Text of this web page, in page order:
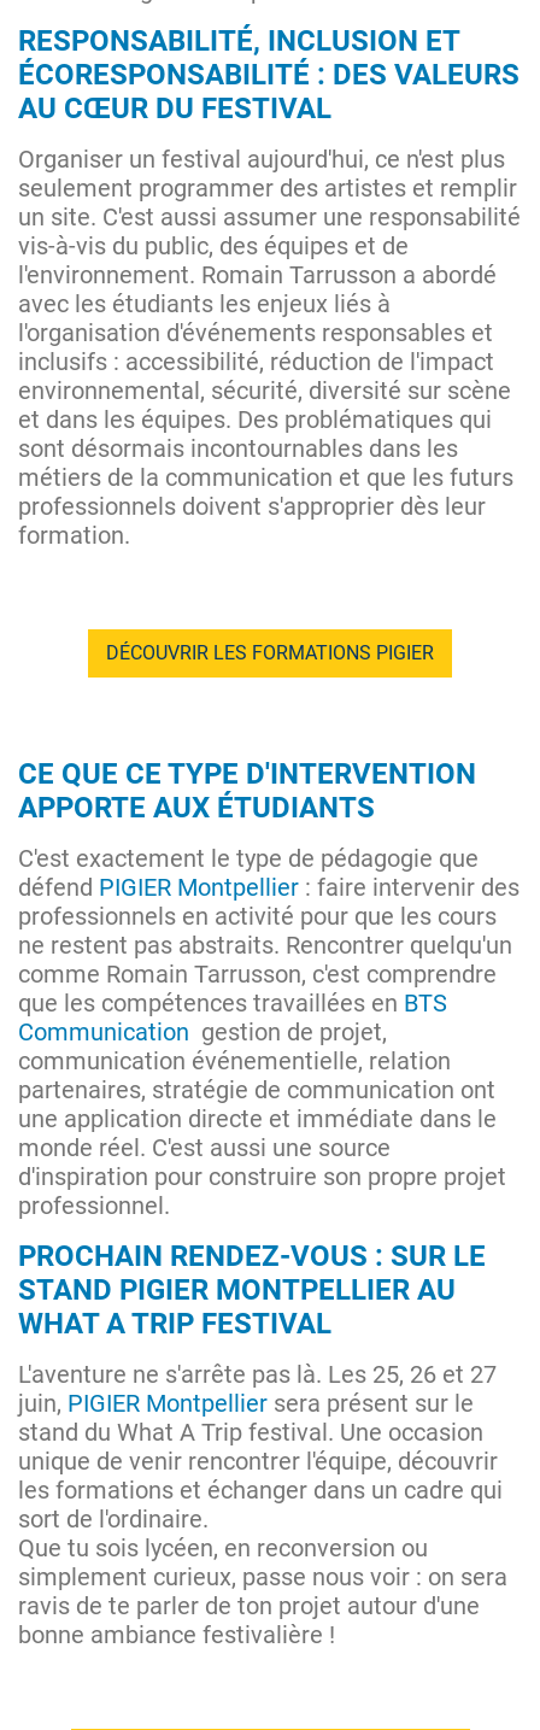
RESPONSABILITÉ, INCLUSION ET
ÉCORESPONSABILITÉ : DES VALEURS
AU CŒUR DU FESTIVAL
Organiser un festival aujourd'hui, ce n'est plus
seulement programmer des artistes et remplir
un site. C'est aussi assumer une responsabilité
vis-à-vis du public, des équipes et de
l'environnement. Romain Tarrusson a abordé
avec les étudiants les enjeux liés à
l'organisation d'événements responsables et
inclusifs : accessibilité, réduction de l'impact
environnemental, sécurité, diversité sur scène
et dans les équipes. Des problématiques qui
sont désormais incontournables dans les
métiers de la communication et que les futurs
professionnels doivent s'approprier dès leur
formation.
DÉCOUVRIR LES FORMATIONS PIGIER
CE QUE CE TYPE D'INTERVENTION
APPORTE AUX ÉTUDIANTS
C'est exactement le type de pédagogie que
défend PIGIER Montpellier : faire intervenir des
professionnels en activité pour que les cours
ne restent pas abstraits. Rencontrer quelqu'un
comme Romain Tarrusson, c'est comprendre
que les compétences travaillées en BTS
Communication gestion de projet,
communication événementielle, relation
partenaires, stratégie de communication ont
une application directe et immédiate dans le
monde réel. C'est aussi une source
d'inspiration pour construire son propre projet
professionnel.
PROCHAIN RENDEZ-VOUS : SUR LE
STAND PIGIER MONTPELLIER AU
WHAT A TRIP FESTIVAL
L'aventure ne s'arrête pas là. Les 25, 26 et 27
juin, PIGIER Montpellier sera présent sur le
stand du What A Trip festival. Une occasion
unique de venir rencontrer l'équipe, découvrir
les formations et échanger dans un cadre qui
sort de l'ordinaire.
Que tu sois lycéen, en reconversion ou
simplement curieux, passe nous voir : on sera
ravis de te parler de ton projet autour d'une
bonne ambiance festivalière !